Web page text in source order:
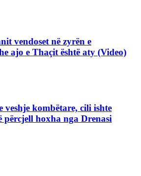
vendoset në zyrën e
ajo e Thaçit është aty (Video)
kombëtare, cili ishte
përcjell hoxha nga Drenasi